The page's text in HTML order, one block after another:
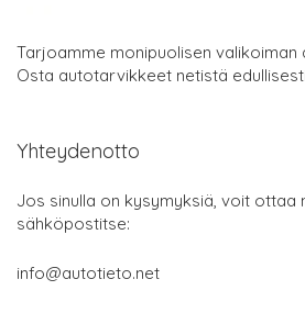
Tarjoamme monipuolisen valikoiman
Osta autotarvikkeet netistä
Yhteydenotto
Jos sinulla on kysymyksiä, voit ottaa
sähköpostitse:
info@autotieto.net